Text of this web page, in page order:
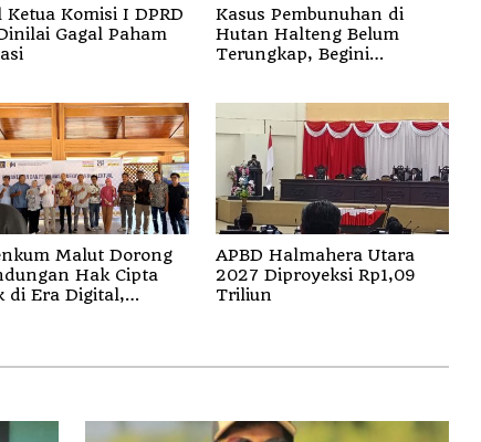
Ketua Komisi I DPRD
Gagal Paham
Kasus Pembunuhan di
Hutan Halteng Belum
Terungkap, Begini
Malut Dorong
Hak Cipta
di Era Digital,
APBD Halmahera Utara
2027 Diproyeksi Rp1,09
Triliun